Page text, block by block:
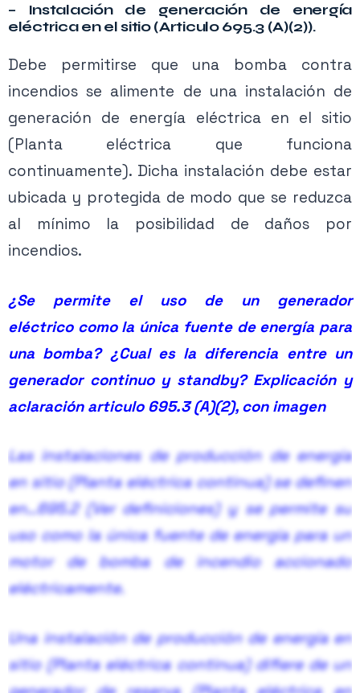
contra incendios, se pueden instalar uno o
de desconexión y dispositivos de protección)
entre el suministro del sistema y el
controlador de la bomba contra incendios de
acuerdo con 695.5(A) y (B), o con (C).
Activa tu membresía para acceder.
Ver planes →
– Instalación de generación de energía
eléctrica en el sitio (Articulo 695.3 (A)(2)).
Debe permitirse que una bomba contra
incendios se alimente de una instalación de
generación de energía eléctrica en el sitio
(Planta eléctrica que funciona
continuamente). Dicha instalación debe estar
ubicada y protegida de modo que se reduzca
al mínimo la posibilidad de daños por
incendios.
¿Se permite el uso de un generador
eléctricocomo la única fuente de energía para
una bomba? ¿Cual es la diferencia entre un
generador continuo y standby? Explicación y
aclaración articulo 695.3 (A)(2), con imagen
Las instalaciones de producción de energía
en sitio (Planta eléctrica continua) se definen
en…695.2 (Ver definiciones) y se permite su
uso como la única fuente de energía para un
motor de bomba de incendio accionado
eléctricamente.
Una instalación de producción de energía en
sitio (Planta eléctrica continua) difiere de un